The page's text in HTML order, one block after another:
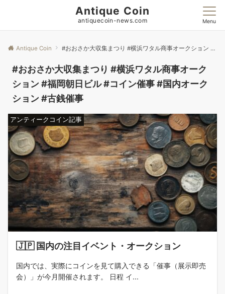
Antique Coin
antiquecoin-news.com Menu
Antique Coin #おおさか大収集まつり #横浜ワタル商事オークション #福岡朝日ビル #コイン催事 #国内オークション #古銭催事
#おおさか大収集まつり #横浜ワタル商事オーク
ション #福岡朝日ビル #コイン催事 #国内オーク
ション #古銭催事
アンティークコイン記事
🇯🇵 国内の注目イベント・オークション
国内では、実際にコインを見て購入できる「催事（展示即売
会）」が今月開催されます。 日程 イ...